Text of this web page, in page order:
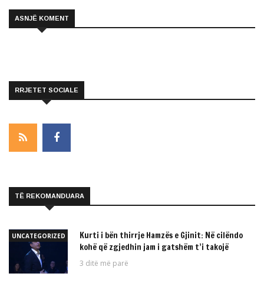
ASNJË KOMENT
RRJETET SOCIALE
TË REKOMANDUARA
UNCATEGORIZED
Kurti i bën thirrje Hamzës e Gjinit: Në cilëndo
kohë që zgjedhin jam i gatshëm t’i takojë
3 ditë më parë